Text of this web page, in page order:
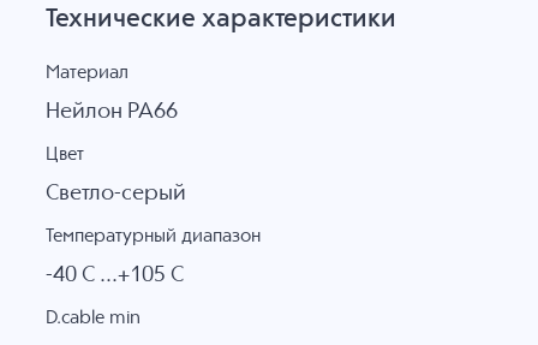
Технические характеристики
Материал
Нейлон PA66
Цвет
Светло-серый
Температурный диапазон
-40 C ...+105 C
D.cable min